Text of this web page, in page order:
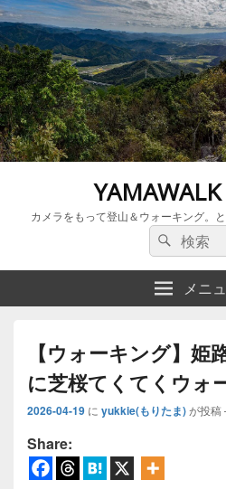
カメラをもって登山＆ウォーキング。
検
索:
検
索
メニ
【ウォーキング】姫
に芝桜てくてくウォ
2026-04-19 に yukkie(もりたま)が投稿
Share: